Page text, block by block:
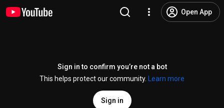
Open App
Sign in to confirm you’re not a bot
This helps protect our community.
Learn more
Sign in